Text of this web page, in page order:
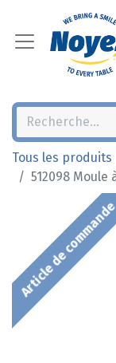
Tous les produits
512098 Moule
Article de